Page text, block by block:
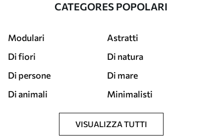
CATEGORES POPOLARI
Modulari
Astratti
Di fiori
Di natura
Di persone
Di mare
Di animali
Minimalisti
VISUALIZZA TUTTI